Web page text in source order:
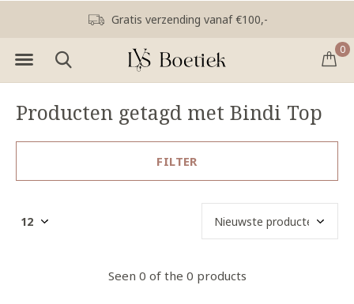
0
Gratis verzending vanaf €100,-
Producten getagd met Bindi Top
FILTER
Seen 0 of the 0 products